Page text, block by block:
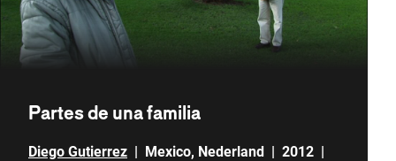
Partes de una familia
Diego Gutierrez | Mexico, Nederland | 2012 |